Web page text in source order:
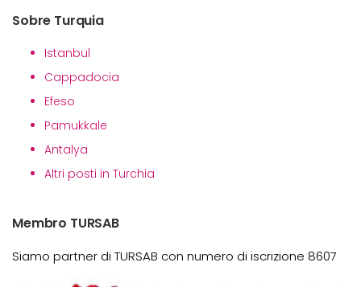
Sobre Turquia
Istanbul
Cappadocia
Efeso
Pamukkale
Antalya
Altri posti in Turchia
Membro TURSAB
Siamo partner di TURSAB con numero di iscrizione 8607